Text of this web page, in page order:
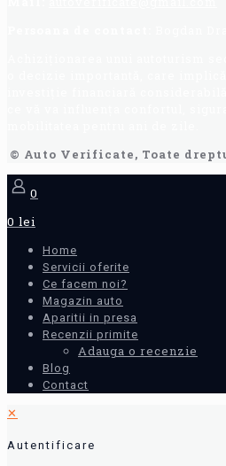
© Auto Verificate, Toate
0
0 lei
Home
Servicii oferite
Ce facem noi?
Magazin auto
Aparitii in presa
Recenzii primite
Adauga o recenzie
Blog
Contact
✕
Autentificare